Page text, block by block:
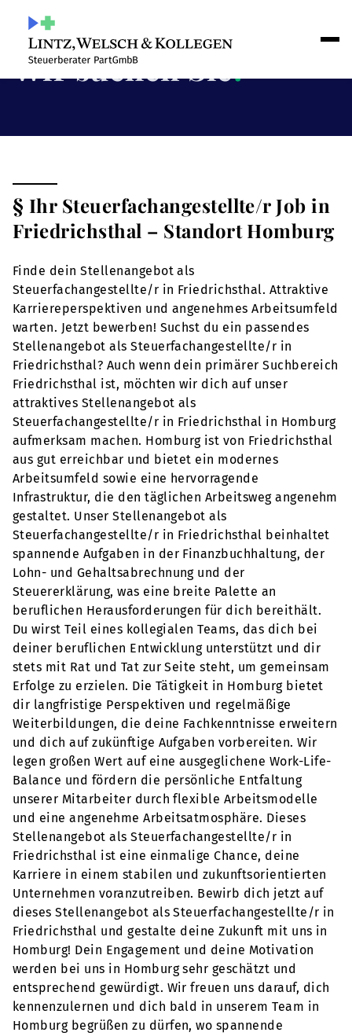
Wir suchen Sie!
§ Ihr Steuerfachangestellte/r Job in
Friedrichsthal – Standort Homburg
Finde dein Stellenangebot als
Steuerfachangestellte/r in Friedrichsthal. Attraktive
Karriereperspektiven und angenehmes Arbeitsumfeld
warten. Jetzt bewerben! Suchst du ein passendes
Stellenangebot als Steuerfachangestellte/r in
Friedrichsthal? Auch wenn dein primärer Suchbereich
Friedrichsthal ist, möchten wir dich auf unser
attraktives Stellenangebot als
Steuerfachangestellte/r in Friedrichsthal in Homburg
aufmerksam machen. Homburg ist von Friedrichsthal
aus gut erreichbar und bietet ein modernes
Arbeitsumfeld sowie eine hervorragende
Infrastruktur, die den täglichen Arbeitsweg angenehm
gestaltet. Unser Stellenangebot als
Steuerfachangestellte/r in Friedrichsthal beinhaltet
spannende Aufgaben in der Finanzbuchhaltung, der
Lohn- und Gehaltsabrechnung und der
Steuererklärung, was eine breite Palette an
beruflichen Herausforderungen für dich bereithält.
Du wirst Teil eines kollegialen Teams, das dich bei
deiner beruflichen Entwicklung unterstützt und dir
stets mit Rat und Tat zur Seite steht, um gemeinsam
Erfolge zu erzielen. Die Tätigkeit in Homburg bietet
dir langfristige Perspektiven und regelmäßige
Weiterbildungen, die deine Fachkenntnisse erweitern
und dich auf zukünftige Aufgaben vorbereiten. Wir
legen großen Wert auf eine ausgeglichene Work-Life-
Balance und fördern die persönliche Entfaltung
unserer Mitarbeiter durch flexible Arbeitsmodelle
und eine angenehme Arbeitsatmosphäre. Dieses
Stellenangebot als Steuerfachangestellte/r in
Friedrichsthal ist eine einmalige Chance, deine
Karriere in einem stabilen und zukunftsorientierten
Unternehmen voranzutreiben. Bewirb dich jetzt auf
dieses Stellenangebot als Steuerfachangestellte/r in
Friedrichsthal und gestalte deine Zukunft mit uns in
Homburg! Dein Engagement und deine Motivation
werden bei uns in Homburg sehr geschätzt und
entsprechend gewürdigt. Wir freuen uns darauf, dich
kennenzulernen und dich bald in unserem Team in
Homburg begrüßen zu dürfen, wo spannende